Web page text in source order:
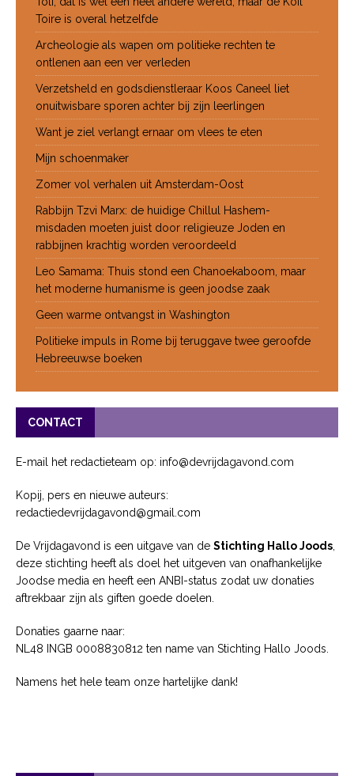
Toire is overal hetzelfde
Archeologie als wapen om politieke rechten te
ontlenen aan een ver verleden
Verzetsheld en godsdienstleraar Koos Caneel liet
onuitwisbare sporen achter bij zijn leerlingen
Want je ziel verlangt ernaar om vlees te eten
Mijn schoenmaker
Zomer vol verhalen uit Amsterdam-Oost
Rabbijn Tzvi Marx: de huidige Chillul Hashem-
misdaden moeten juist door religieuze Joden en
rabbijnen krachtig worden veroordeeld
Leo Samama: Thuis stond een Chanoekaboom, maar
het moderne humanisme is geen joodse zaak
Geen warme ontvangst in Washington
Politieke impuls in Rome bij teruggave twee geroofde
Hebreeuwse boeken
CONTACT
E-mail het redactieteam op: info@devrijdagavond.com
Kopij, pers en nieuwe auteurs:
redactiedevrijdagavond@gmail.com
De Vrijdagavond is een uitgave van de Stichting Hallo Joods,
deze stichting heeft als doel het uitgeven van onafhankelijke
Joodse media en heeft een ANBI-status zodat uw donaties
aftrekbaar zijn als giften goede doelen.
Donaties gaarne naar:
NL48 INGB 0008830812 ten name van Stichting Hallo Joods.
Namens het hele team onze hartelijke dank!